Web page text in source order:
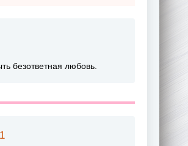
безответная любовь.